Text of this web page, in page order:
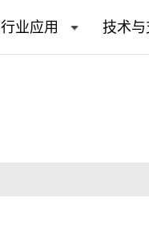
行业应用 技术与